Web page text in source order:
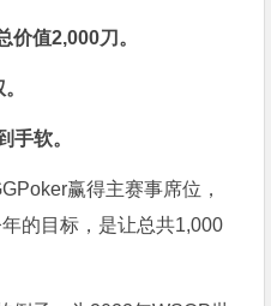
价值2,000刀。
手软。
赢得主赛事席位，
的目标，是让总共1,000